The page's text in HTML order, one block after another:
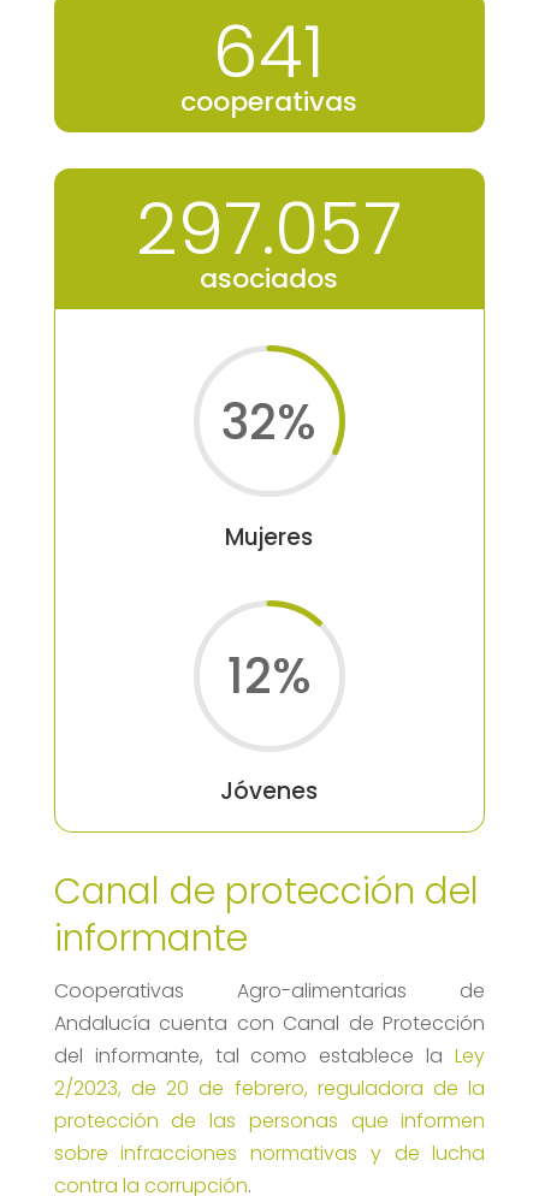
641
cooperativas
297.057
asociados
32%
Mujeres
12%
Jóvenes
Canal de protección del
informante
Cooperativas Agro-alimentarias de
Andalucía cuenta con Canal de Protección
del informante, tal como establece laLey
2/2023, de 20 de febrero, reguladora de la
protección de las personas que informen
sobre infracciones normativas y de lucha
contra la corrupción.